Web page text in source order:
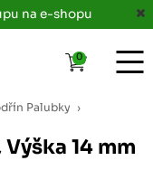
na e-shopu
Palubky ›
14 mm
0